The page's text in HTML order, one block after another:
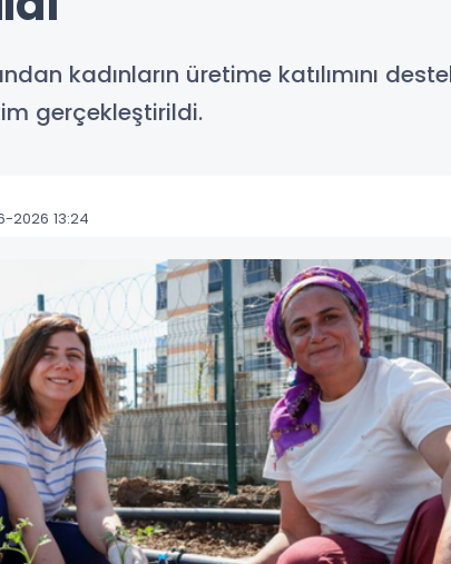
kadınların üretime katılımını
gerçekleştirildi.
2026 13:24